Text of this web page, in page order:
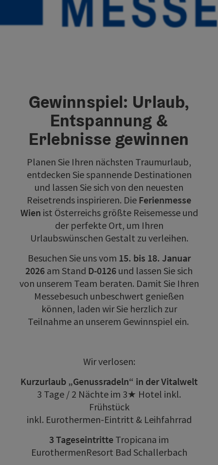
Gewinnspiel: Urlaub,
Entspannung &
Erlebnisse gewinnen
Planen Sie Ihren nächsten Traumurlaub,
entdecken Sie spannende Destinationen
und lassen Sie sich von den neuesten
Reisetrends inspirieren. Die Ferienmesse
Wien ist Österreichs größte Reisemesse und
der perfekte Ort, um Ihren
Urlaubswünschen Gestalt zu verleihen.
Besuchen Sie uns vom 15. bis 18. Januar
2026 am Stand D-0126 und lassen Sie sich
von unserem Team beraten. Damit Sie Ihren
Messebesuch unbeschwert genießen
können, laden wir Sie herzlich zur
Teilnahme an unserem Gewinnspiel ein.
Wir verlosen:
Kurzurlaub „Genussradeln“ in der Vitalwelt
3 Tage / 2 Nächte im 3★ Hotel inkl.
Frühstück
inkl. Eurothermen-Eintritt & Leihfahrrad
3 Tageseintritte Tropicana im
EurothermenResort Bad Schallerbach